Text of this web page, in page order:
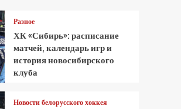
Разное
ХК «Сибирь»: расписание
матчей, календарь игр и
история новосибирского
клуба
Новости белорусского хоккея